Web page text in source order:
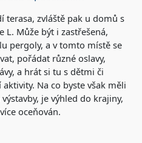
terasa, zvláště pak u domů s
L. Může být i zastřešená,
pergoly, a v tomto místě se
pořádat různé oslavy,
a hrát si tu s dětmi či
Na co byste však měli
je výhled do krajiny,
oceňován.